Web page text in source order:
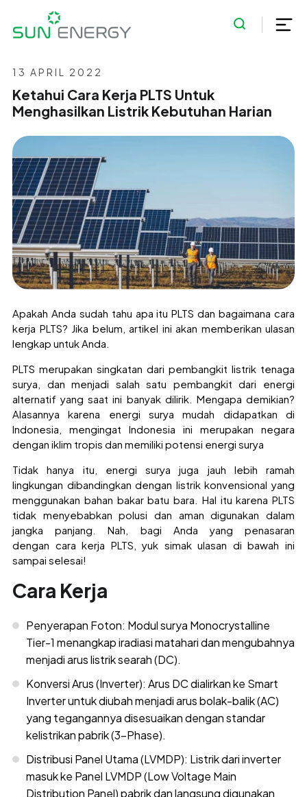
13 APRIL 2022
Ketahui Cara Kerja PLTS Untuk
Menghasilkan Listrik Kebutuhan Harian
Apakah Anda sudah tahu apa itu PLTS dan bagaimana cara
kerja PLTS? Jika belum, artikel ini akan memberikan ulasan
lengkap untuk Anda.
PLTS merupakan singkatan dari pembangkit listrik tenaga
surya, dan menjadi salah satu pembangkit dari energi
alternatif yang saat ini banyak dilirik. Mengapa demikian?
Alasannya karena energi surya mudah didapatkan di
Indonesia, mengingat Indonesia ini merupakan negara
dengan iklim tropis dan memiliki potensi energi surya
Tidak hanya itu, energi surya juga jauh lebih ramah
lingkungan dibandingkan dengan listrik konvensional yang
menggunakan bahan bakar batu bara. Hal itu karena PLTS
tidak menyebabkan polusi dan aman digunakan dalam
jangka panjang. Nah, bagi Anda yang penasaran
dengan cara kerja PLTS, yuk simak ulasan di bawah ini
sampai selesai!
Cara Kerja
Penyerapan Foton: Modul surya Monocrystalline
Tier-1 menangkap iradiasi matahari dan mengubahnya
menjadi arus listrik searah (DC).
Konversi Arus (Inverter): Arus DC dialirkan ke Smart
Inverter untuk diubah menjadi arus bolak-balik (AC)
yang tegangannya disesuaikan dengan standar
kelistrikan pabrik (3-Phase).
Distribusi Panel Utama (LVMDP): Listrik dari inverter
masuk ke Panel LVMDP (Low Voltage Main
Distribution Panel) pabrik dan langsung digunakan